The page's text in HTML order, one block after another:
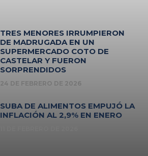
TRES MENORES IRRUMPIERON
DE MADRUGADA EN UN
SUPERMERCADO COTO DE
CASTELAR Y FUERON
SORPRENDIDOS
24 DE FEBRERO DE 2026
SUBA DE ALIMENTOS EMPUJÓ LA
INFLACIÓN AL 2,9% EN ENERO